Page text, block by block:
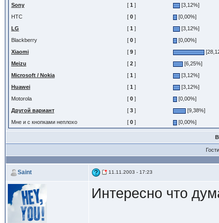
Sony
[ 1 ]
[3,12%]
HTC
[ 0]
[0,00%]
LG
[ 1 ]
[3,12%]
Blackberry
[ 0]
[0,00%]
Xiaomi
[ 9]
Meizu
[ 2]
[6,25%]
Microsoft / Nokia
[ 1 ]
[3,12%]
Huawei
[ 1 ]
[3,12%]
Motorola
[ 0]
[0,00%]
Другой вариант
[ 3]
[9,38%]
Мне и с кнопками неплохо
[ 0] [0,00%]
Saint 11.11.2003 - 17:23
Интересно что